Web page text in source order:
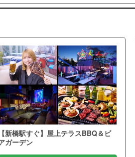
【新橋駅すぐ】屋上テラスBBQ＆ビ
ガーデン